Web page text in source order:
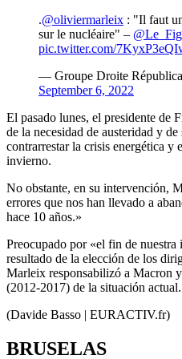
.@oliviermarleix : "Il faut
sur le nucléaire" –
pic.twitter.com/
— Groupe Droite
September 6, 2022
El pasado lunes, el presidente de
de la necesidad de austeridad y
contrarrestar la crisis energética y
invierno.
No obstante, en su intervención,
errores que nos han llevado a
hace 10 años.»
Preocupado por «el fin de nuestra
resultado de la elección de los
Marleix responsabilizó a Macron
(2012-2017) de la situación actual.
(Davide Basso | EURACTIV.fr)
BRUSELAS